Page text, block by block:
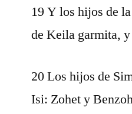
19 Y los hijos de
de Keila garmita,
20 Los hijos de
Isi: Zohet y